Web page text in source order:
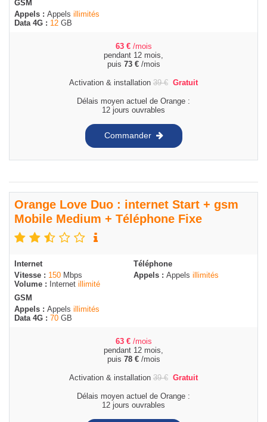
GSM
Appels : Appels illimités
Data 4G : 12 GB
63 € /mois
pendant 12 mois,
puis 73 €/mois
Activation & installation 39€ Gratuit
Délais moyen actuel de Orange :
12 jours ouvrables
Commander
Orange Love Duo : internet Start + gsm
Mobile Medium + Téléphone Fixe
Internet
Vitesse : 150 Mbps
Volume : Internet illimité
Téléphone
Appels : Appels illimités
GSM
Appels : Appels illimités
Data 4G : 70 GB
63 € /mois
pendant 12 mois,
puis 78 €/mois
Activation & installation 39€ Gratuit
Délais moyen actuel de Orange :
12 jours ouvrables